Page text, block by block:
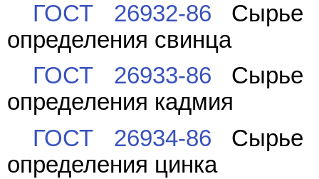
ГОСТ 26932-86 Сырье
определения свинца
ГОСТ 26933-86 Сырье
определения кадмия
ГОСТ 26934-86 Сырье
определения цинка